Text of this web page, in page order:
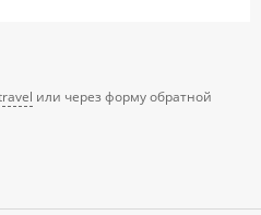
или через форму обратной